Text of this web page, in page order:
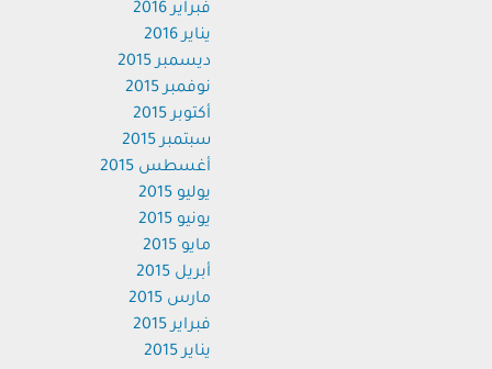
فبراير 2016
يناير 2016
ديسمبر 2015
نوفمبر 2015
أكتوبر 2015
سبتمبر 2015
أغسطس 2015
يوليو 2015
يونيو 2015
مايو 2015
أبريل 2015
مارس 2015
فبراير 2015
يناير 2015